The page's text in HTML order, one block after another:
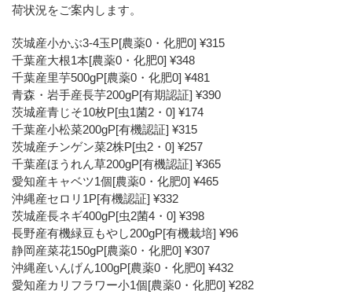
荷状況をご案内します。
茨城産小かぶ3-4玉P[農薬0・化肥0] ¥315
千葉産大根1本[農薬0・化肥0] ¥348
千葉産里芋500gP[農薬0・化肥0] ¥481
青森・岩手産長芋200gP[有期認証] ¥390
茨城産青じそ10枚P[虫1菌2・0] ¥174
千葉産小松菜200gP[有機認証] ¥315
茨城産チンゲン菜2株P[虫2・0] ¥257
千葉産ほうれん草200gP[有機認証] ¥365
愛知産キャベツ1個[農薬0・化肥0] ¥465
沖縄産セロリ1P[有機認証] ¥332
茨城産長ネギ400gP[虫2菌4・0] ¥398
長野産有機緑豆もやし200gP[有機栽培] ¥96
静岡産菜花150gP[農薬0・化肥0] ¥307
沖縄産いんげん100gP[農薬0・化肥0] ¥432
愛知産カリフラワー小1個[農薬0・化肥0] ¥282